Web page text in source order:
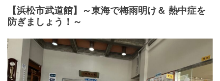
【浜松市武道館】～東海で梅雨明け＆ 熱中症を
防ぎましょう！～